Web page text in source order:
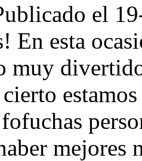
el
En esta
muy
mejores